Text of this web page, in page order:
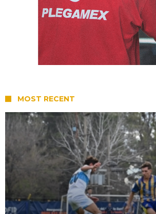
MOST RECENT